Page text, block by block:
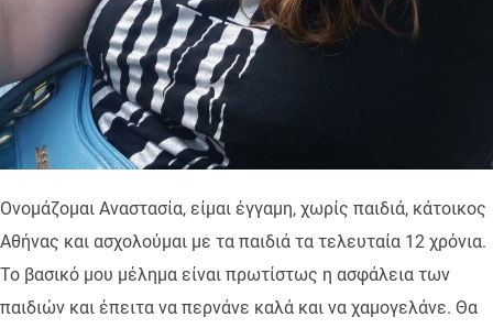
Ονομάζομαι Αναστασία, είμαι έγγαμη, χωρίς παιδιά, κάτοικος
Αθήνας και ασχολούμαι με τα παιδιά τα τελευταία 12 χρόνια.
Το βασικό μου μέλημα είναι πρωτίστως η ασφάλεια των
παιδιών και έπειτα να περνάνε καλά και να χαμογελάνε. Θα